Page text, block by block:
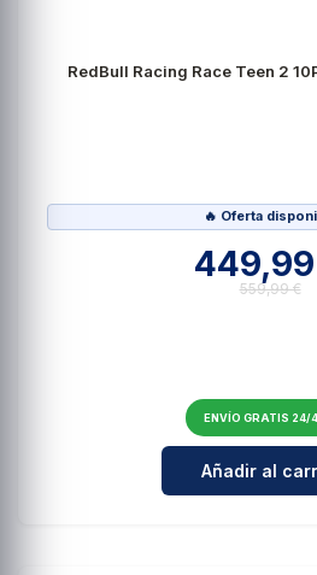
RedBull Racing Race Teen 2
🔥 Oferta
559,99 €
ENVÍO GRATIS 24/
Añadir al